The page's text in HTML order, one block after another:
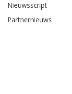
Nieuwsscript
Partnernieuws